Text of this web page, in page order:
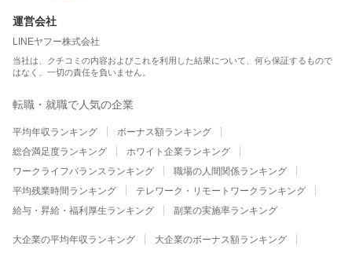
運営会社
LINEヤフー株式会社
当社は、クチコミの内容およびこれを利用した結果について、何ら保証するもので
はなく、一切の責任を負いません。
転職・就職で人気の企業
平均年収ランキング
ボーナス額ランキング
総合満足度ランキング
ホワイト企業ランキング
ワークライフバランスランキング
職場の人間関係ランキング
平均残業時間ランキング
テレワーク・リモートワークランキング
給与・昇給・福利厚生ランキング
副業の実施率ランキング
大企業の平均年収ランキング
大企業のボーナス額ランキング